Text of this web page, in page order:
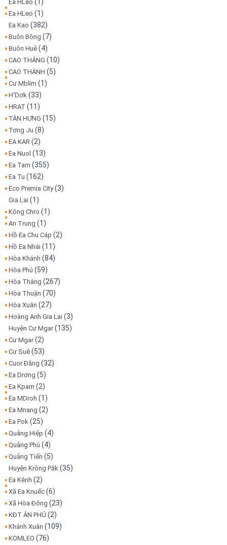
Ea HLeo
Ea HLeo (1)
Ea Kao (382)
Buôn Bông (7)
Buôn Huê (4)
CAO THẮNG (10)
CAO THÀNH (5)
Cư Mblim (1)
H'Dơk (33)
HRAT (11)
TÂN HƯNG (15)
Tơng Ju (8)
EA KAR (2)
Ea Nuol (13)
Ea Tam (355)
Ea Tu (162)
Eco Premia City(3)
Gia Lai (1)
Kông Chro (1)
An Trung (1)
Hồ Ea Chu Cáp (2)
Hồ Ea Nhái (11)
Hòa Khánh (84)
Hòa Phú (59)
Hòa Thắng (267)
Hòa Thuận (70)
Hòa Xuân (27)
Hoàng Anh Gia Lai (3)
Huyện Cư Mgar(135)
Cư Mgar(2)
Cư Suê (53)
Cuor Đăng (32)
Ea Drơng (5)
Ea Kpam (2)
Ea MDroh (1)
Ea Mnang (2)
Ea Pok (25)
Quảng Hiệp (4)
Quảng Phú (4)
Quảng Tiến (5)
Huyện Krông Păk (35)
Ea Kênh (2)
Xã Ea Knuếc (6)
Xã Hòa Đông (23)
KĐT ÂN PHÚ (2)
Khánh Xuân (109)
KOMLEO (76)